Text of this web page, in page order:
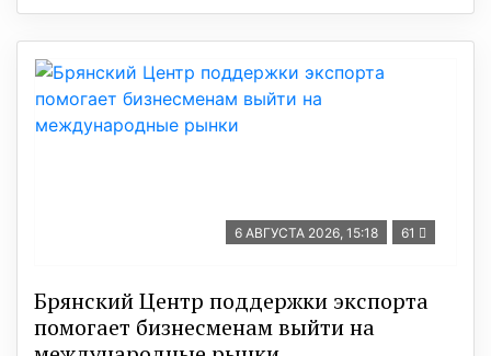
6 АВГУСТА 2026, 15:18 61
Брянский Центр поддержки экспорта
помогает бизнесменам выйти на